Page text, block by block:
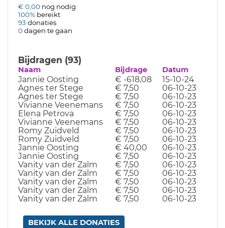
€ 0,00 nog nodig
100% bereikt
93 donaties
0dagen te gaan
Bijdragen (93)
Naam Bijdrage Datum
Jannie Oosting € -618,08
15-10-24
Agnes ter Stege
€ 7,50
06-10-23
Agnes ter Stege
€ 7,50
06-10-23
Vivianne Veenemans
€ 7,50
06-10-23
Elena Petrova
€ 7,50
06-10-23
Vivianne Veenemans
€ 7,50
06-10-23
Romy Zuidveld
€ 7,50
06-10-23
Romy Zuidveld
€ 7,50
06-10-23
Jannie Oosting
€ 40,00
06-10-23
Jannie Oosting
€ 7,50
06-10-23
Vanity van der Zalm
€ 7,50
06-10-23
Vanity van der Zalm
€ 7,50
06-10-23
Vanity van der Zalm
€ 7,50
06-10-23
Vanity van der Zalm
€ 7,50
06-10-23
Vanity van der Zalm
€ 7,50 06-10-23
BEKIJK ALLE DONATIES